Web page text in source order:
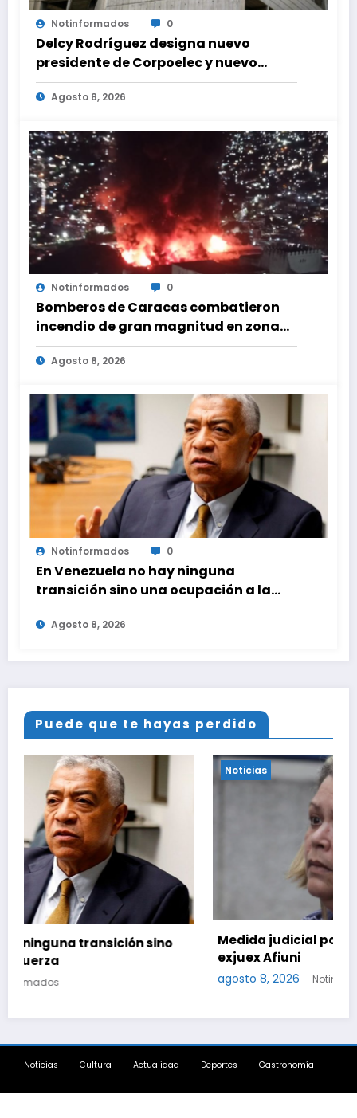
Notinformados 0
Delcy Rodríguez designa nuevo
presidente de Corpoelec y nuevo
viceministro de Servicios Eléctricos
Agosto 8, 2026
Notinformados 0
Bomberos de Caracas combatieron
incendio de gran magnitud en zona
industrial de El Llanito
Agosto 8, 2026
Notinformados 0
En Venezuela no hay ninguna
transición sino una ocupación a la
fuerza
Agosto 8, 2026
Puede que te hayas perdido
Noticias
Medida judicial pone fin a la causa contra la
exjuex Afiuni
agosto 8, 2026 Notinformados
Noticias Cultura Actualidad Deportes Gastronomía